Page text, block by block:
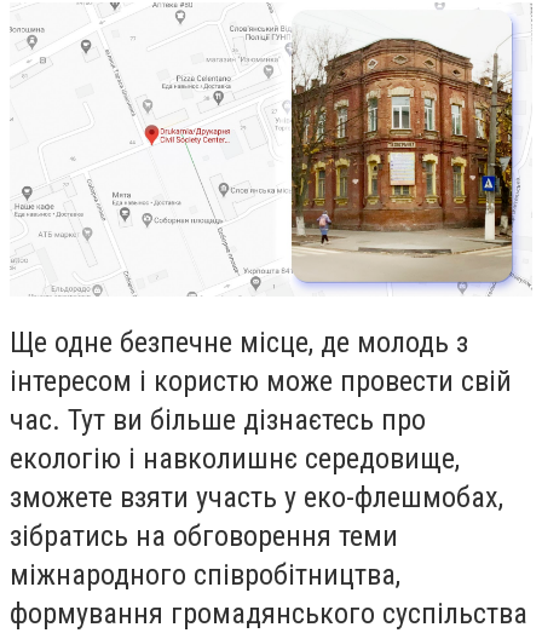
Ще одне безпечне місце, де молодь з
інтересом і користю може провести свій
час. Тут ви більше дізнаєтесь про
екологію і навколишнє середовище,
зможете взяти участь у еко-флешмобах,
зібратись на обговорення теми
міжнародного співробітництва,
формування громадянського суспільства